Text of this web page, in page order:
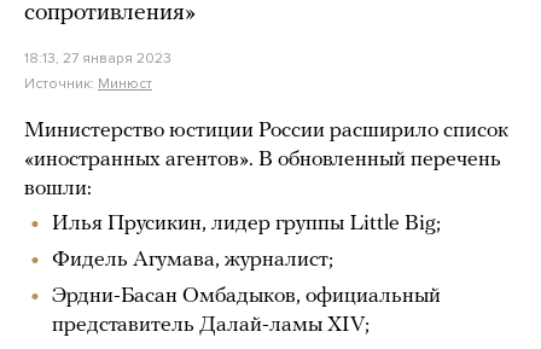
сопротивления»
18:13, 27 января 2023
Источник: Минюст
Министерство юстиции России расширило список
«иностранных агентов». В обновленный перечень
вошли:
Илья Прусикин, лидер группы Little Big;
Фидель Агумава, журналист;
Эрдни-Басан Омбадыков, официальный
представитель Далай-ламы XIV;